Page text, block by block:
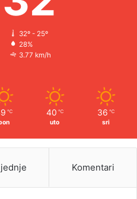
32º - 25º
28%
3.77 km/h
℃ 40 ℃
uto
36 ℃
sri
Komentari